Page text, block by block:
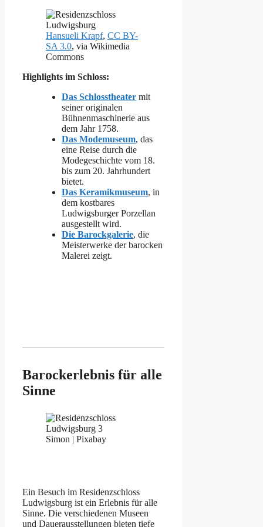
Hansueli Krapf, CC BY-
SA 3.0, via Wikimedia
Commons
Highlights im Schloss:
Das Schlosstheater mit
seiner originalen
Bühnenmaschinerie aus
dem Jahr 1758.
Das Modemuseum, das
eine Reise durch die
Modegeschichte vom 18.
bis zum 20. Jahrhundert
bietet.
Das Keramikmuseum, in
dem kostbares
Ludwigsburger Porzellan
ausgestellt wird.
Die Barockgalerie, die
Meisterwerke der barocken
Malerei zeigt.
Barockerlebnis für alle
Sinne
Simon | Pixabay
Ein Besuch im Residenzschloss
Ludwigsburg ist ein Erlebnis für alle
Sinne. Die verschiedenen Museen
und Dauerausstellungen bieten tiefe